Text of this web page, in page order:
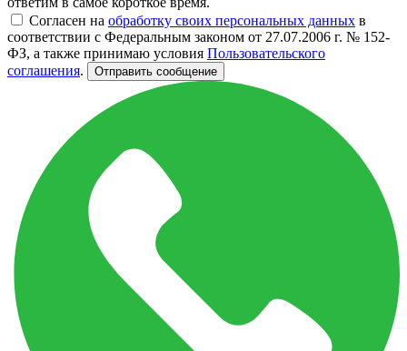
Согласен на обработку своих персональных данных в
соответствии с Федеральным законом от 27.07.2006 г. № 152-
ФЗ, а также принимаю условия Пользовательского
соглашения. Отправить сообщение